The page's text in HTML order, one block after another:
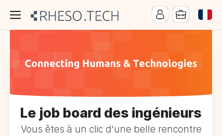
Le job board des ingénieurs
Vous êtes à un clic d'une belle rencontre